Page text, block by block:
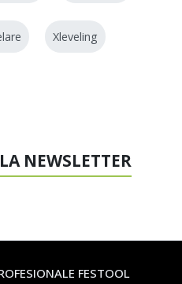
Xleveling
NEWSLETTER
FESTOOL